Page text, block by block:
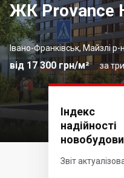
ЖК Provance
Івано-Франківськ, Майзлі
за
від 17 300 грн/м²
Індекс
надійності
новобудови
Звіт